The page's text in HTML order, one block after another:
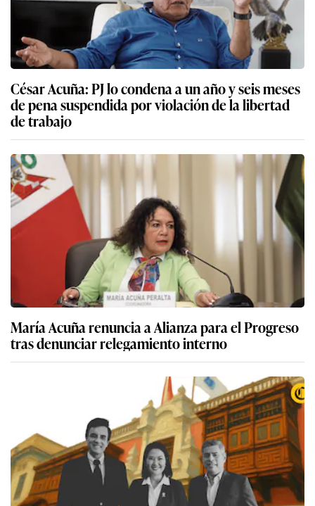
César Acuña: PJ lo condena a un año y seis meses
de pena suspendida por violación de la libertad
de trabajo
María Acuña renuncia a Alianza para el Progreso
tras denunciar relegamiento interno